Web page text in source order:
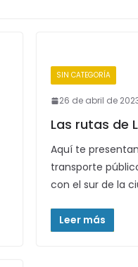
SIN CATEGORÍA
26 de abril de
Las rutas de
Aquí te
transporte
con el sur de la
Leer más